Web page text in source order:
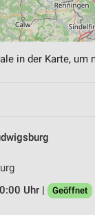
in der Karte,
Uhr |
Geöffnet